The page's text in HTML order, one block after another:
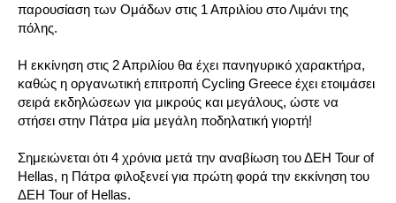
παρουσίαση των Ομάδων στις 1 Απριλίου στο Λιμάνι της
πόλης.
Η εκκίνηση στις 2 Απριλίου θα έχει πανηγυρικό χαρακτήρα,
καθώς η οργανωτική επιτροπή Cycling Greece έχει ετοιμάσει
σειρά εκδηλώσεων για μικρούς και μεγάλους, ώστε να
στήσει στην Πάτρα μία μεγάλη ποδηλατική γιορτή!
Σημειώνεται ότι 4 χρόνια μετά την αναβίωση του ΔΕΗ Tour of
Hellas, η Πάτρα φιλοξενεί για πρώτη φορά την εκκίνηση του
ΔΕΗ Tour of Hellas.